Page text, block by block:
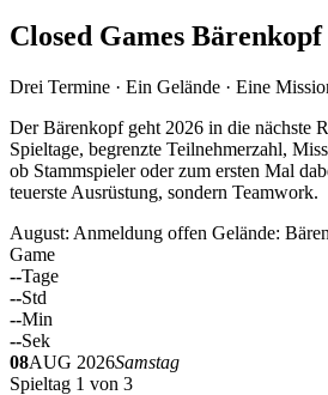
Closed Games Bärenkopf
Drei Termine · Ein Gelände · Eine
Der Bärenkopf geht 2026 in die nächste
Spieltage, begrenzte Teilnehmerzahl,
ob Stammspieler oder zum ersten Mal
teuerste Ausrüstung, sondern Teamwork.
August: Anmeldung offen Gelände:
Game
--Tage
--Std
--Min
--Sek
08AUG 2026Samstag
Spieltag 1 von 3